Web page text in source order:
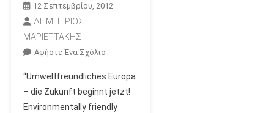
12 Σεπτεμβρίου, 2012
ΔΗΜΗΤΡΙΟΣ
ΜΑΡΙΕΤΤΑΚΗΣ
Αφήστε Ένα ΣχόλιοΓια
Über
Unser
Erasmus
“Umweltfreundliches Europa
– die Zukunft beginnt jetzt!
Environmentally friendly